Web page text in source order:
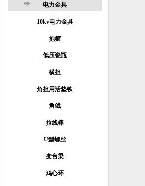
电力金具
10kv电力金具
抱箍
低压瓷瓶
横担
角担用活垫铁
角戗
拉线棒
U型螺丝
变台梁
鸡心环